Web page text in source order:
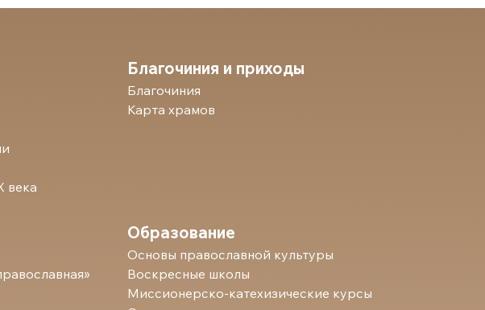
века
Благочиния и приходы
Благочиния
Карта храмов
Образование
Основы православной культуры
Воскресные школы
Миссионерско-катехизические курсы